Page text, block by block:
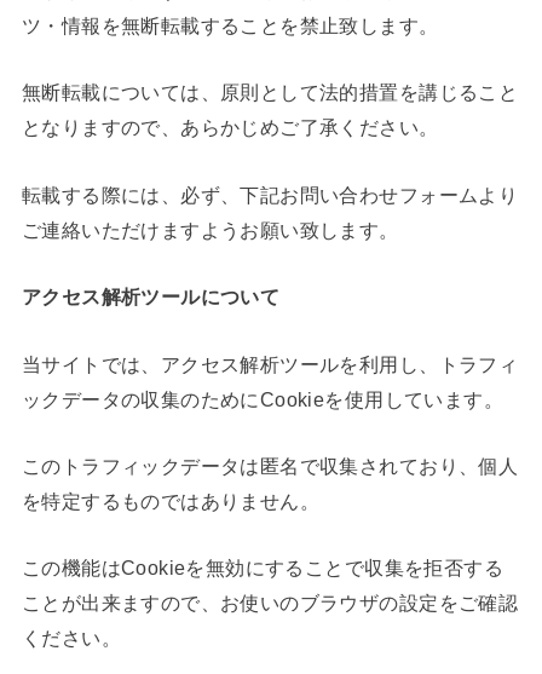
ツ・情報を無断転載することを禁止致します。
無断転載については、原則として法的措置を講じること
となりますので、あらかじめご了承ください。
転載する際には、必ず、下記お問い合わせフォームより
ご連絡いただけますようお願い致します。
アクセス解析ツールについて
当サイトでは、アクセス解析ツールを利用し、トラフィ
ックデータの収集のためにCookieを使用しています。
このトラフィックデータは匿名で収集されており、個人
を特定するものではありません。
この機能はCookieを無効にすることで収集を拒否する
ことが出来ますので、お使いのブラウザの設定をご確認
ください。